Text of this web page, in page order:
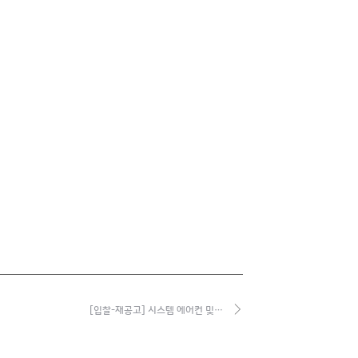
[입찰-재공고] 시스템 에어컨 및…